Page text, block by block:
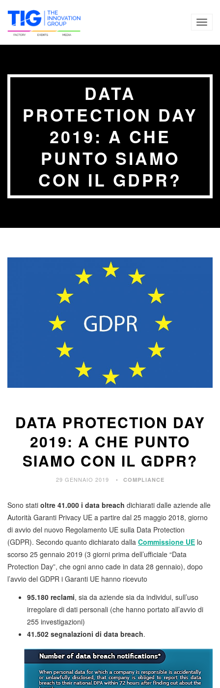
DATA
PROTECTION DAY
2019: A CHE
PUNTO SIAMO
CON IL GDPR?
DATA PROTECTION DAY
2019: A CHE PUNTO
SIAMO CON IL GDPR?
29 GENNAIO 2019 COMPLIANCE
Sono stati oltre 41.000 i data breach dichiarati dalle aziende alle
Autorità Garanti Privacy UE a partire dal 25 maggio 2018, giorno
di avvio del nuovo Regolamento UE sulla Data Protection
(GDPR). Secondo quanto dichiarato dalla Commissione UE lo
scorso 25 gennaio 2019 (3 giorni prima dell’ufficiale “Data
Protection Day”, che ogni anno cade in data 28 gennaio), dopo
l’avvio del GDPR i Garanti UE hanno ricevuto
95.180 reclami, sia da aziende sia da individui, sull’uso
irregolare di dati personali (che hanno portato all’avvio di
255 investigazioni)
41.502 segnalazioni di data breach.